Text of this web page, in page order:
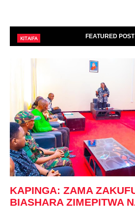
FEATURED POST
KITAIFA
KAPINGA: ZAMA
BIASHARA ZIMEPITWA